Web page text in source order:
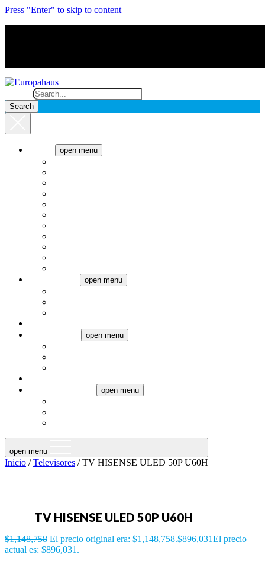
Press "Enter" to skip to content
open menu
open menu
open menu
open menu
open menu
Inicio /Televisores / TV HISENSE ULED 50P U60H
TV HISENSE ULED 50P U60H
$1,148,758 El precio original era: $1,148,758.$896,031El precio
actual es: $896,031.